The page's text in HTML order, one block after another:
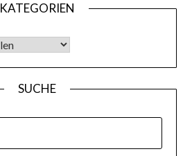
KATEGORIEN
SUCHE